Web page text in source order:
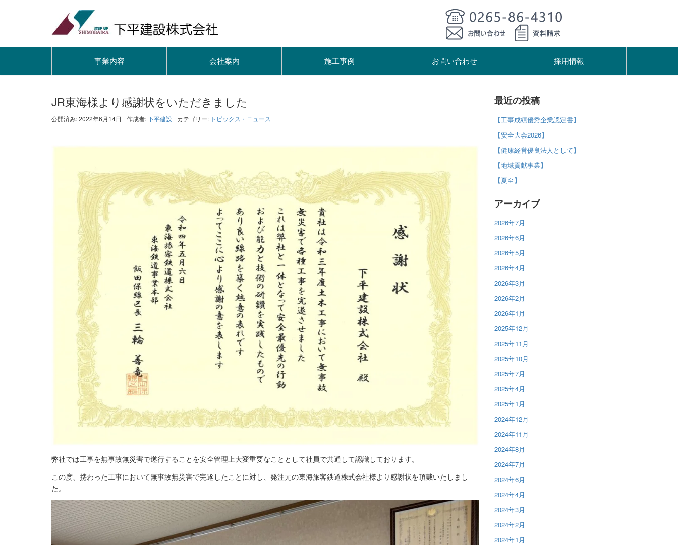
事業内容 会社案内 施工事例 お問い合わせ 採用情報
JR東海様より感謝状をいただきました
公開済み: 2022年6月14日 作成者:下平建設 カテゴリー: トピックス・ニュース
弊社では工事を無事故無災害で遂行することを安全管理上大変重要なこととして社員で共通して認識しております。
この度、携わった工事において無事故無災害で完遂したことに対し、発注元の東海旅客鉄道株式会社様より感謝状を頂戴いたしまし
た。
最近の投稿
【工事成績優秀企業認定書】
【安全大会2026】
【健康経営優良法人として】
【地域貢献事業】
【夏至】
アーカイブ
2026年7月
2026年6月
2026年5月
2026年4月
2026年3月
2026年2月
2026年1月
2025年12月
2025年11月
2025年10月
2025年7月
2025年4月
2025年1月
2024年12月
2024年11月
2024年8月
2024年7月
2024年6月
2024年4月
2024年3月
2024年2月
2024年1月